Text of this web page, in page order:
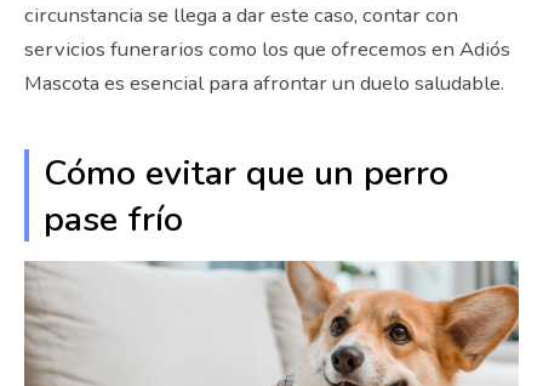
circunstancia se llega a dar este caso, contar con
servicios funerarios como los que ofrecemos en Adiós
Mascota es esencial para afrontar un duelo saludable.
Cómo evitar que un perro
pase frío